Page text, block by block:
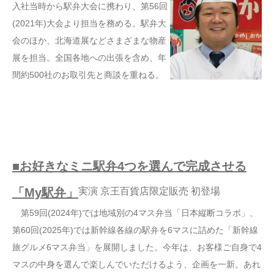
入社当時から駅弁大会に携わり、第56回
(2021年)大会より担当を務める。駅弁大
会のほか、北海道展などさまざまな物産
展を担当。全国各地への出張を含め、年
間約500社のお取引先と商談を重ねる。
■お好きなミニ駅弁4つを選んで完成させる
「My駅弁」
実演 京王百貨店限定販売 初登場
第59回(2024年)では地域別の4マス弁当「日本縦断コラボ」、
第60回(2025年)では新幹線各線の駅弁を6マスに詰めた「新幹線
旅グルメ6マス弁当」を展開しました。今年は、お客様ご自身で4
マスの中身を選んで楽しんでいただけるよう、企画を一新。あれ